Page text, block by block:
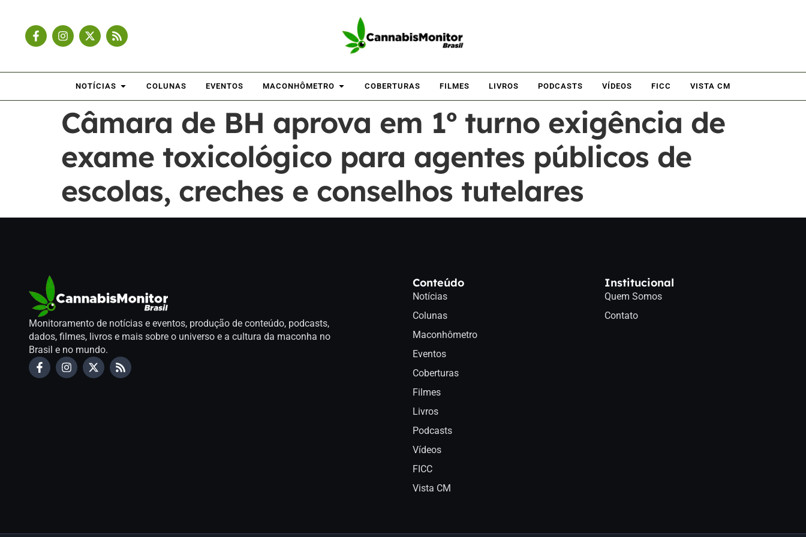
NOTÍCIAS COLUNAS EVENTOS MACONHÔMETRO COBERTURAS FILMES LIVROS PODCASTS VÍDEOS FICC VISTA CM
Câmara de BH aprova em 1º turno exigência de
exame toxicológico para agentes públicos de
escolas, creches e conselhos tutelares
Monitoramento de notícias e eventos, produção de conteúdo, podcasts,
dados, filmes, livros e mais sobre o universo e a cultura da maconha no
Brasil e no mundo.
Conteúdo
Notícias
Colunas
Maconhômetro
Eventos
Coberturas
Filmes
Livros
Podcasts
Vídeos
FICC
Vista CM
Institucional
Quem Somos
Contato